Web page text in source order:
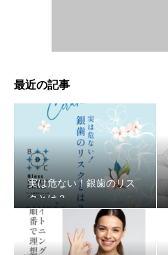
最近の記事
実は危ない！銀歯のリス
クとは？